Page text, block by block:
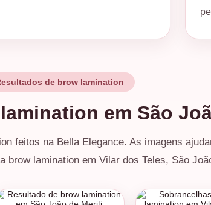
de brow lamination
em São
feitos na Bella Elegance. As imagens
brow lamination em Vilar dos Teles, São